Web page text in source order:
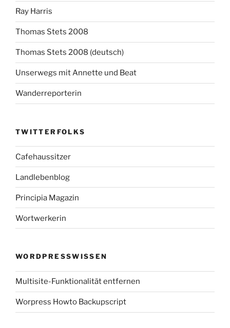
Ray Harris
Thomas Stets 2008
Thomas Stets 2008 (deutsch)
Unserwegs mit Annette und Beat
Wanderreporterin
TWITTERFOLKS
Cafehaussitzer
Landlebenblog
Principia Magazin
Wortwerkerin
WORDPRESSWISSEN
Multisite-Funktionalität entfernen
Worpress Howto Backupscript